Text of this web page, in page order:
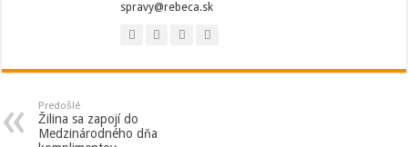
spravy@rebeca.sk
Predošlé
Žilina sa zapojí do
Medzinárodného dňa